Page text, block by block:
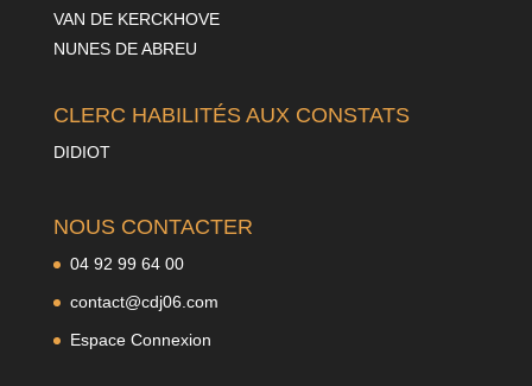
VAN DE KERCKHOVE
NUNES DE ABREU
CLERC HABILITÉS AUX CONSTATS
DIDIOT
NOUS CONTACTER
04 92 99 64 00
contact@cdj06.com
Espace Connexion